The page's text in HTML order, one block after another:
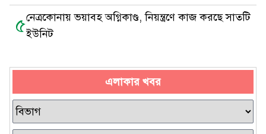
৫নেত্রকোনায় ভয়াবহ অগ্নিকাণ্ড, নিয়ন্ত্রণে কাজ করছে সাতটি
ইউনিট
এলাকার খবর